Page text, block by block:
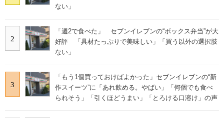
ない」
2
「週2で食べた」 セブンイレブンの“ボックス弁当”が大
好評 「具材たっぷりで美味しい」「買う以外の選択肢
ない」
3
「もう1個買っておけばよかった」セブンイレブンの“新
作スイーツ”に「あれ飲める。やばい」「何個でも食べ
られそう」「引くほどうまい」「とろける口溶け」の声